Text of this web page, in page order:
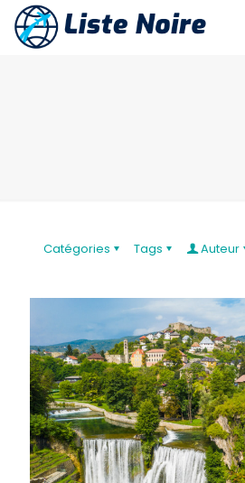
Catégories Tags Auteur